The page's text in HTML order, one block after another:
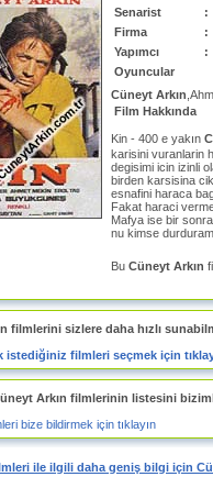
Senarist
:
Firma
:
Yapımcı
:
Oyuncular
Cüneyt Arkın
Film Hakkında
Kin - 400 e yakın
karisini vuranlarin
degisimi icin izinli
birden karsisina
esnafini haraca
Fakat haraci
Mafya ise bir
nu kimse
Bu Cüneyt Arkın
filmlerini sizlere daha hızlı
istediğiniz filmleri seçmek için
Arkın filmlerinin listesini
bize bildirmek için tıklayın
ile ilgili daha geniş bilgi için